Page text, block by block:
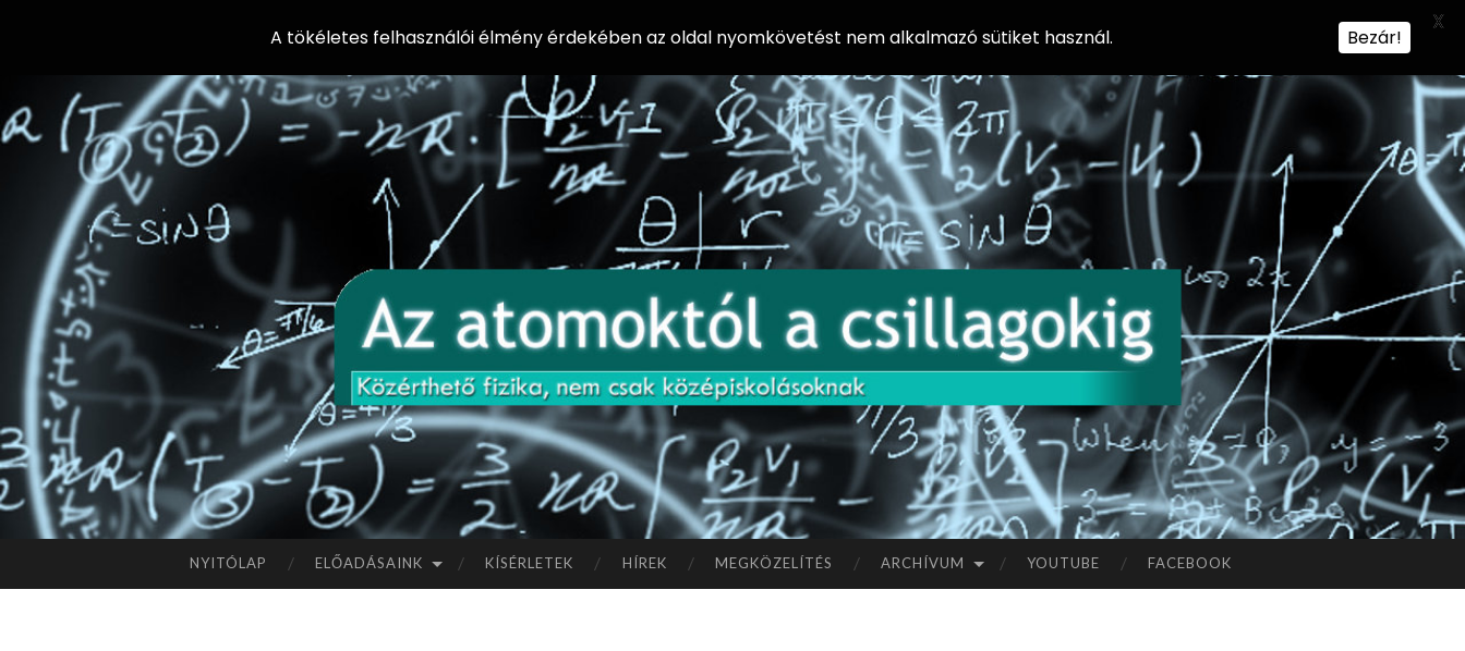
AZ
AT
OM
OK
TÓ
L A
Előadássorozat
középiskolásoknak
az ELTE
Természettudományi
Kar Fizikai
Intézetében
A
NYITÓLAP ELŐADÁSAINK KÍSÉRLETEK HÍREK MEGKÖZELÍTÉS ARCHÍVUM YOUTUBE FACEBOOK
A tökéletes felhasználói élmény érdekében az oldal nyomkövetést nem alkalmazó sütiket használ. Bezár!
X